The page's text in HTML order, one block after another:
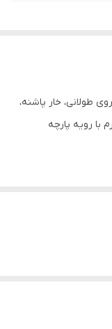
طولانی، خار پاشنه،
با رویه پارچه